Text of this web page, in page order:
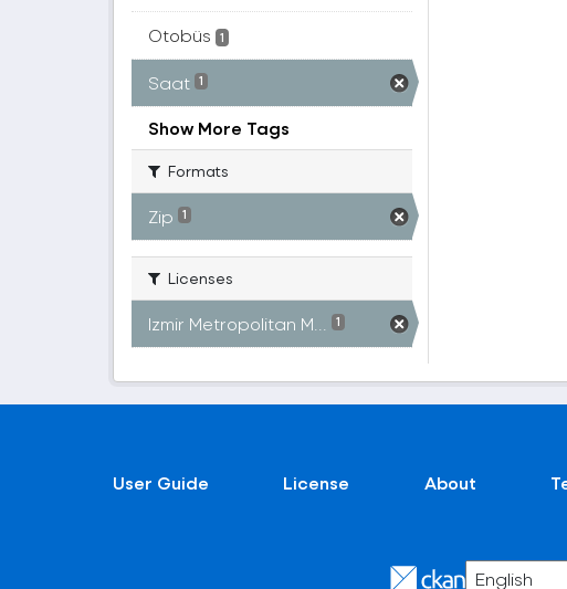
Otobüs 1
Saat 1
Show More Tags
Formats
Zip 1
Licenses
Izmir Metropolitan M... 1
User Guide License About